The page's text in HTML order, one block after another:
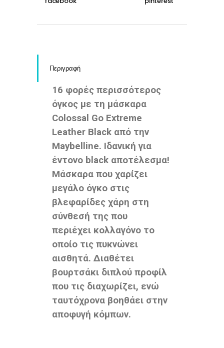
Περιγραφή
16 φορές περισσότερος
όγκος με τη μάσκαρα
Colossal Go Extreme
Leather Black από την
Maybelline. Ιδανική για
έντονο black αποτέλεσμα!
Μάσκαρα που χαρίζει
μεγάλο όγκο στις
βλεφαρίδες χάρη στη
σύνθεσή της που
περιέχει κολλαγόνο το
οποίο τις πυκνώνει
αισθητά. Διαθέτει
βουρτσάκι διπλού προφίλ
που τις διαχωρίζει, ενώ
ταυτόχρονα βοηθάει στην
αποφυγή κόμπων.